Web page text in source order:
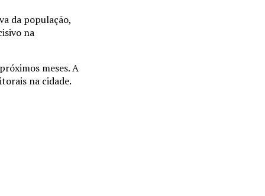
da população,
na
meses. A
na cidade.